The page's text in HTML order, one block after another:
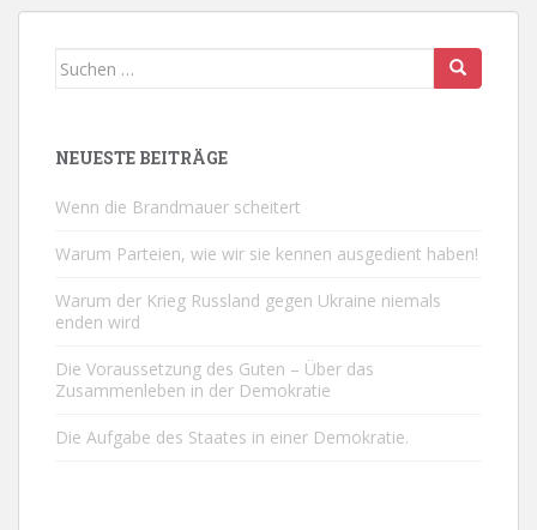
Suchen
NEUESTE BEITRÄGE
Wenn die Brandmauer scheitert
Warum Parteien, wie wir sie kennen ausgedient haben!
Warum der Krieg Russland gegen Ukraine niemals
enden wird
Die Voraussetzung des Guten – Über das
Zusammenleben in der Demokratie
Die Aufgabe des Staates in einer Demokratie.